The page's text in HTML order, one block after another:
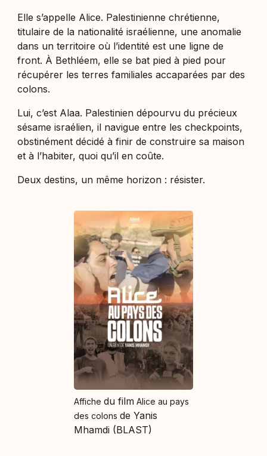
Elle s’appelle Alice. Palestinienne chrétienne,
titulaire de la nationalité israélienne, une anomalie
dans un territoire où l’identité est une ligne de
front. À Bethléem, elle se bat pied à pied pour
récupérer les terres familiales accaparées par des
colons.
Lui, c’est Alaa. Palestinien dépourvu du précieux
sésame israélien, il navigue entre les checkpoints,
obstinément décidé à finir de construire sa maison
et à l’habiter, quoi qu’il en coûte.
Deux destins, un même horizon : résister.
Affiche du filmAlice au pays
des colons de Yanis
Mhamdi (BLAST)